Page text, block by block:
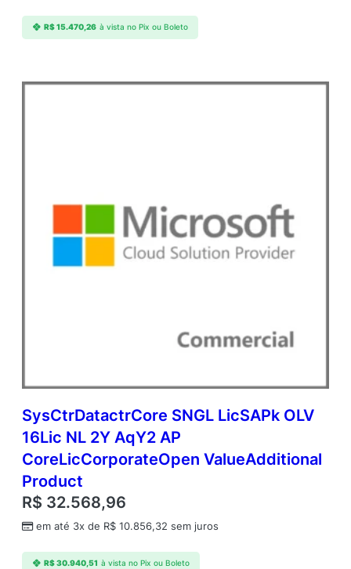
R$15.470,26 à vista no Pix ou Boleto
SysCtrDatactrCore SNGL LicSAPk OLV
16Lic NL 2Y AqY2 AP
CoreLicCorporateOpen ValueAdditional
Product
R$ 32.568,96
em até 3x de R$ 10.856,32 sem juros
R$30.940,51 à vista no Pix ou Boleto